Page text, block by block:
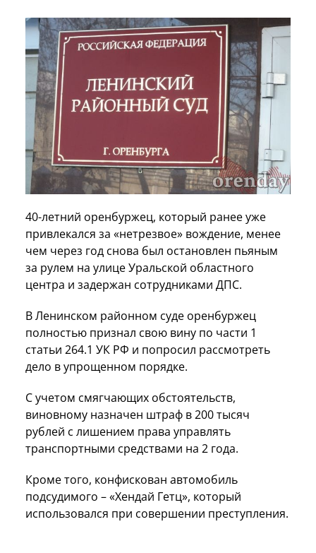
40-летний оренбуржец, который ранее уже
привлекался за «нетрезвое» вождение, менее
чем через год снова был остановлен пьяным
за рулем на улице Уральской областного
центра и задержан сотрудниками ДПС.
В Ленинском районном суде оренбуржец
полностью признал свою вину по части 1
статьи 264.1 УК РФ и попросил рассмотреть
дело в упрощенном порядке.
С учетом смягчающих обстоятельств,
виновному назначен штраф в 200 тысяч
рублей с лишением права управлять
транспортными средствами на 2 года.
Кроме того, конфискован автомобиль
подсудимого – «Хендай Гетц», который
использовался при совершении преступления.